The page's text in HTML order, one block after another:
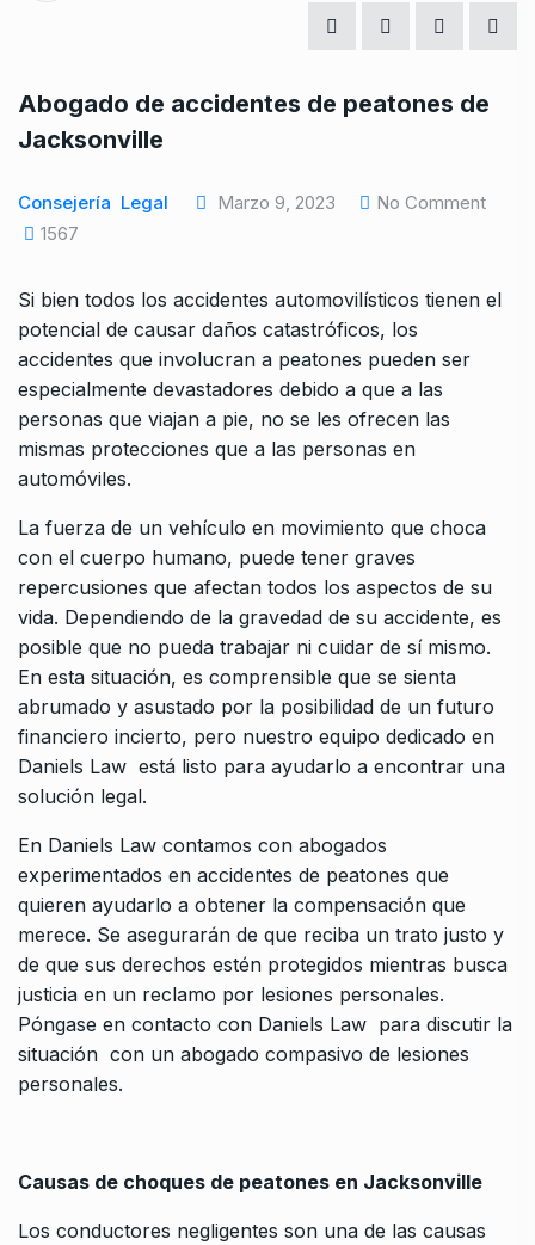
Abogado de accidentes de peatones de
Jacksonville
Consejería Legal Marzo 9, 2023
No Comment
1567
Si bien todos los accidentes automovilísticos tienen el
potencial de causar daños catastróficos, los
accidentes que involucran a peatones pueden ser
especialmente devastadores debido a que a las
personas que viajan a pie, no se les ofrecen las
mismas protecciones que a las personas en
automóviles.
La fuerza de un vehículo en movimiento que choca
con el cuerpo humano, puede tener graves
repercusiones que afectan todos los aspectos de su
vida. Dependiendo de la gravedad de su accidente, es
posible que no pueda trabajar ni cuidar de sí mismo.
En esta situación, es comprensible que se sienta
abrumado y asustado por la posibilidad de un futuro
financiero incierto, pero nuestro equipo dedicado en
Daniels Law está listo para ayudarlo a encontrar una
solución legal.
En Daniels Law contamos con abogados
experimentados en accidentes de peatones que
quieren ayudarlo a obtener la compensación que
merece. Se asegurarán de que reciba un trato justo y
de que sus derechos estén protegidos mientras busca
justicia en un reclamo por lesiones personales.
Póngase en contacto con Daniels Law para discutir la
situación con un abogado compasivo de lesiones
personales.
Causas de choques de peatones en Jacksonville
Los conductores negligentes son una de las causas